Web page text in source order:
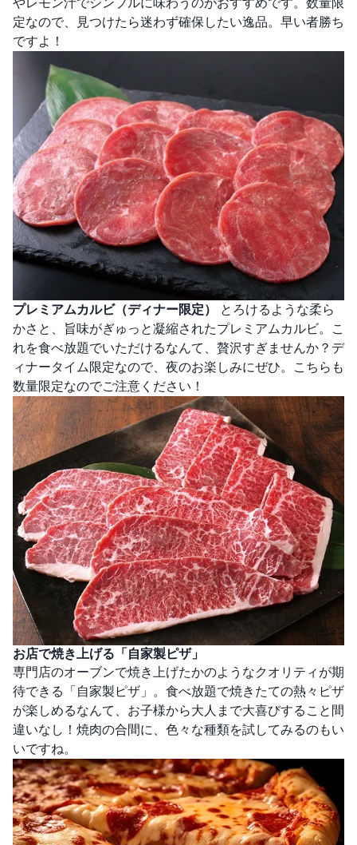
やレモン汁でシンプルに味わうのがおすすめです。数量限
定なので、見つけたら迷わず確保したい逸品。早い者勝ち
ですよ！
プレミアムカルビ（ディナー限定）
とろけるような柔ら
かさと、旨味がぎゅっと凝縮されたプレミアムカルビ。こ
れを食べ放題でいただけるなんて、贅沢すぎませんか？デ
ィナータイム限定なので、夜のお楽しみにぜひ。こちらも
数量限定なのでご注意ください！
お店で焼き上げる「自家製ピザ」
専門店のオーブンで焼き上げたかのようなクオリティが期
待できる「自家製ピザ」。食べ放題で焼きたての熱々ピザ
が楽しめるなんて、お子様から大人まで大喜びすること間
違いなし！焼肉の合間に、色々な種類を試してみるのもい
いですね。